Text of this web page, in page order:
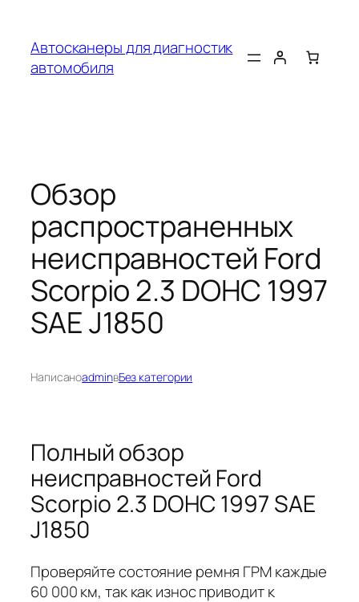
содержимому
Автосканеры для диагностик
автомобиля
Обзор
распространенных
неисправностей Ford
Scorpio 2.3 DOHC 1997
SAE J1850
НаписаноadminвБез категории
Полный обзор
неисправностей Ford
Scorpio 2.3 DOHC 1997 SAE
J1850
Проверяйте состояние ремня ГРМ каждые
60 000 км, так как износ приводит к